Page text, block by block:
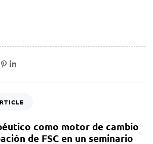
como motor de cambio
de FSC en un seminario